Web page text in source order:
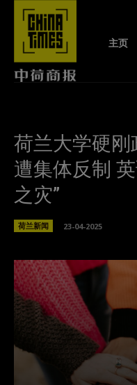
主页
荷兰大学硬
遭集体反制
之灾”
荷兰新闻 23-04-2025